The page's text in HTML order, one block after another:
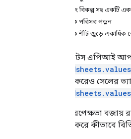
রেন্ডারিং বিকল্প সহ একটি
একাধিক পরিসর পড়ুন
একাধিক শীট জুড়ে একাধিক
গুগল শিটস এপিআই
spreadsheets.values
ব্যবহার করেও সেলের
ভাষা নিরপেক্ষতা
ব্যবহার করে কীভাবে